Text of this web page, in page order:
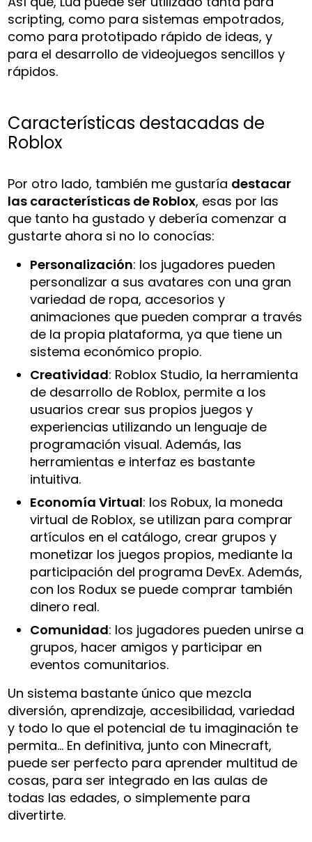
scripting, como para sistemas empotrados,
como para prototipado rápido de ideas, y
para el desarrollo de videojuegos sencillos y
rápidos.
Características destacadas de
Roblox
Por otro lado, también me gustaría destacar
las características de Roblox, esas por las
que tanto ha gustado y debería comenzar a
gustarte ahora si no lo conocías:
Personalización: los jugadores pueden
personalizar a sus avatares con una gran
variedad de ropa, accesorios y
animaciones que pueden comprar a través
de la propia plataforma, ya que tiene un
sistema económico propio.
Creatividad: Roblox Studio, la herramienta
de desarrollo de Roblox, permite a los
usuarios crear sus propios juegos y
experiencias utilizando un lenguaje de
programación visual. Además, las
herramientas e interfaz es bastante
intuitiva.
Economía Virtual: los Robux, la moneda
virtual de Roblox, se utilizan para comprar
artículos en el catálogo, crear grupos y
monetizar los juegos propios, mediante la
participación del programa DevEx. Además,
con los Rodux se puede comprar también
dinero real.
Comunidad: los jugadores pueden unirse a
grupos, hacer amigos y participar en
eventos comunitarios.
Un sistema bastante único que mezcla
diversión, aprendizaje, accesibilidad, variedad
y todo lo que el potencial de tu imaginación te
permita… En definitiva, junto con Minecraft,
puede ser perfecto para aprender multitud de
cosas, para ser integrado en las aulas de
todas las edades, o simplemente para
divertirte.